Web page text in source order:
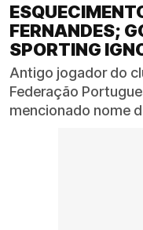
FERNANDES;
SPORTING
Antigo jogador do
Federação
mencionado nome